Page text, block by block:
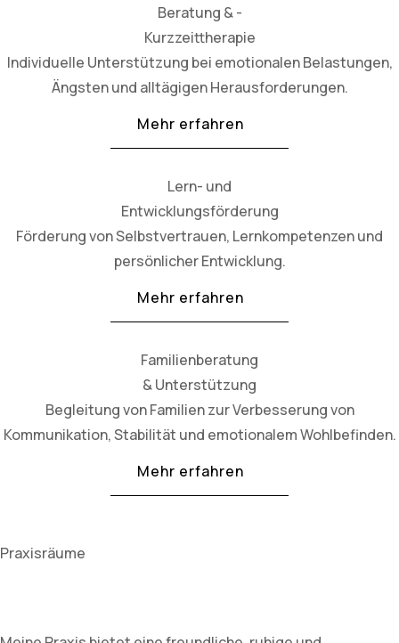
Beratung & -
Kurzzeittherapie
Individuelle Unterstützung bei emotionalen Belastungen,
Ängsten und alltägigen Herausforderungen.
Mehr erfahren
Lern- und
Entwicklungsförderung
Förderung von Selbstvertrauen, Lernkompetenzen und
persönlicher Entwicklung.
Mehr erfahren
Familienberatung
& Unterstützung
Begleitung von Familien zur Verbesserung von
Kommunikation, Stabilität und emotionalem Wohlbefinden.
Mehr erfahren
Praxisräume